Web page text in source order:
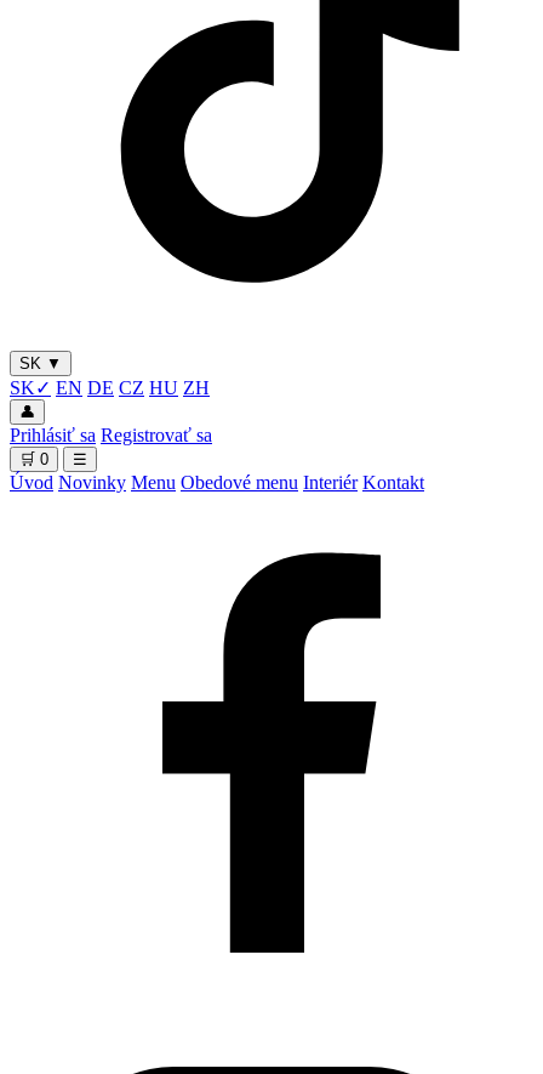
SK ▼
SK✓ EN DE CZ HU ZH
👤
Prihlásiť sa Registrovať sa
🛒 0 ☰
Úvod Novinky Menu Obedové menu Interiér Kontakt